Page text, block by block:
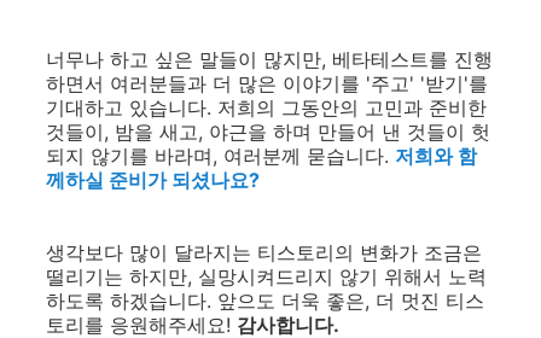
너무나 하고 싶은 말들이 많지만, 베타테스트를 진행
하면서 여러분들과 더 많은 이야기를 '주고' '받기'를
기대하고 있습니다. 저희의 그동안의 고민과 준비한
것들이, 밤을 새고, 야근을 하며 만들어 낸 것들이 헛
되지 않기를 바라며, 여러분께 묻습니다. 저희와 함
께하실 준비가 되셨나요?
생각보다 많이 달라지는 티스토리의 변화가 조금은
떨리기는 하지만, 실망시켜드리지 않기 위해서 노력
하도록 하겠습니다. 앞으도 더욱 좋은, 더 멋진 티스
토리를 응원해주세요! 감사합니다.